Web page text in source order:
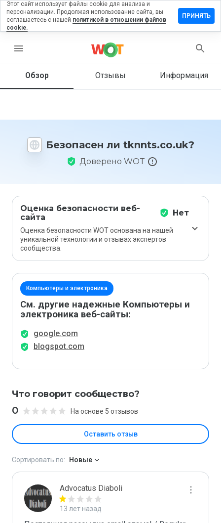
menu
Обзор Отзывы Информация
Безопасен ли tknnts.co.uk?
Доверено WOT
Оценка безопасности веб-
сайта
Нет
Оценка безопасности WOT основана на нашей
уникальной технологии и отзывах экспертов
сообщества.
Компьютеры и электроника
См. другие надежные Компьютеры и
электроника веб-сайты:
google.com
blogspot.com
Что говорит сообщество?
0 На основе 5 отзывов
Оставить отзыв
на
Как бы
этот
1 до 5?
Сортировать по: Новые
Advocatus Diaboli
13 лет назад
Этот сайт использует файлы cookie для анализа и
персонализации. Продолжая использование сайта, вы
соглашаетесь с нашей политикой в отношении файлов
cookie.
ПРИНЯТЬ